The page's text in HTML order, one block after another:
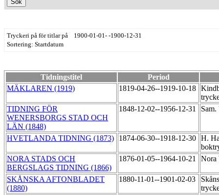
Tryckeri på för titlar på 1900-01-01- -1900-12-31
Sortering: Startdatum
Tidningstitel
Period
MÄKLAREN (1919)
1819-04-26--1919-10-18
TIDNING FÖR
WENERSBORGS STAD OCH
LÄN (1848)
1848-12-02--1956-12-31
HVETLANDA TIDNING (1873) 1874-06-30--1918-12-30 H.
NORA STADS OCH
BERGSLAGS TIDNING (1866)
1876-01-05--1964-10-21 Nora
SKÅNSKA AFTONBLADET
(1880)
1880-11-01--1901-02-03